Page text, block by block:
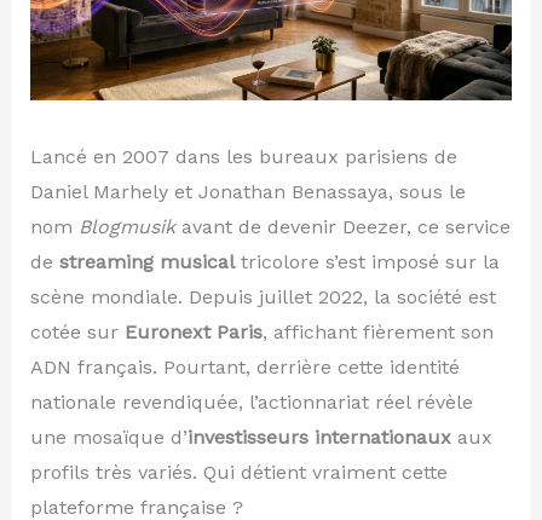
Lancé en 2007 dans les bureaux parisiens de
Daniel Marhely et Jonathan Benassaya, sous le
nom Blogmusikavant de devenir Deezer, ce service
de streaming musicaltricolore s’est imposé sur la
scène mondiale. Depuis juillet 2022, la société est
cotée sur Euronext Paris, affichant fièrement son
ADN français. Pourtant, derrière cette identité
nationale revendiquée, l’actionnariat réel révèle
une mosaïque d’investisseurs internationauxaux
profils très variés. Qui détient vraiment cette
plateforme française ?